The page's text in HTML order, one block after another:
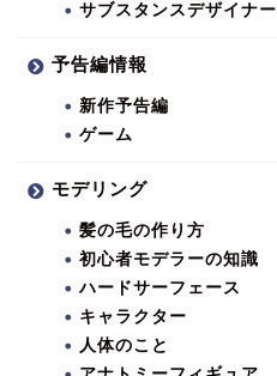
サブスタンスデザイナー
予告編情報
新作予告編
ゲーム
モデリング
髪の毛の作り方
初心者モデラーの知識
ハードサーフェース
キャラクター
人体のこと